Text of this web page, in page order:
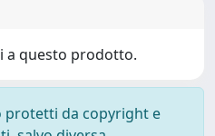
a questo prodotto.
protetti da copyright e